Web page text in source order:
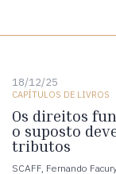
18/12/25
CAPÍTULOS DE LIVROS
Os direitos
o suposto
tributos
SCAFF, Fernando